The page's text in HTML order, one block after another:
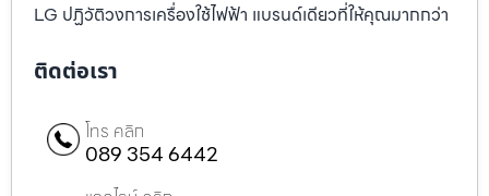
LG ปฏิวัติวงการเครื่องใช้ไฟฟ้า แบรนด์เดียวที่ให้คุณมากกว่า
ติดต่อเรา
โทร คลิก
089 354 6442